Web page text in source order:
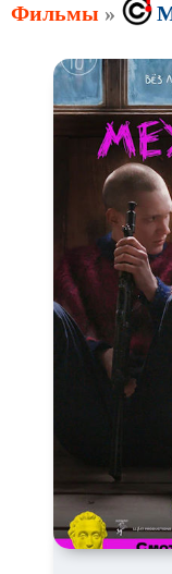
Про хоккей и
Про Юристов и
Режиссёрская версия
Сверхспособности
Чёрная комедия
В ожидании
CAMRip
Фильмы »